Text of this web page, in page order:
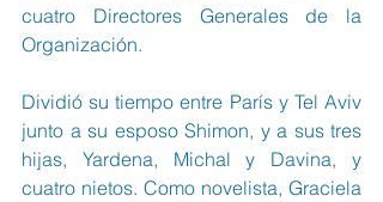
cuatro Directores Generales de la
Organización.
Dividió su tiempo entre París y Tel Aviv
junto a su esposo Shimon, y a sus tres
hijas, Yardena, Michal y Davina, y
cuatro nietos. Como novelista, Graciela